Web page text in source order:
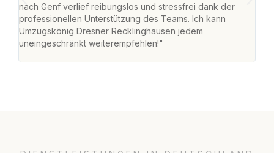
nach Genf verlief reibungslos und stressfrei dank der
professionellen Unterstützung des Teams. Ich kann
Umzugskönig Dresner Recklinghausen jedem
uneingeschränkt weiterempfehlen!"